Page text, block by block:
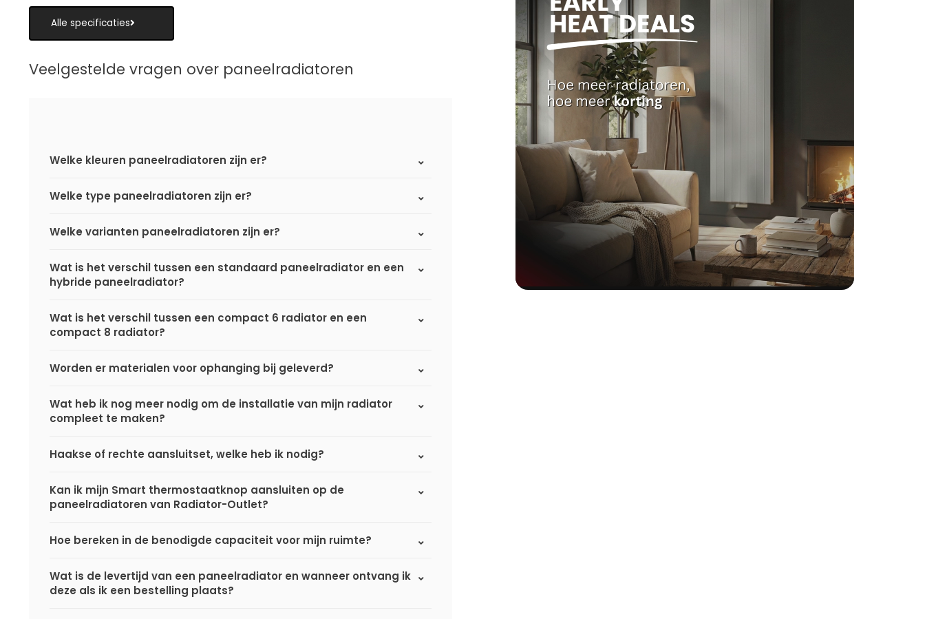
Alle specificaties
Veelgestelde vragen over paneelradiatoren
Welke kleuren paneelradiatoren zijn er?
Welke type paneelradiatoren zijn er?
Welke varianten paneelradiatoren zijn er?
Wat is het verschil tussen een standaard paneelradiator en een
hybride paneelradiator?
Wat is het verschil tussen een compact 6 radiator en een
compact 8 radiator?
Worden er materialen voor ophanging bij geleverd?
Wat heb ik nog meer nodig om de installatie van mijn radiator
compleet te maken?
Haakse of rechte aansluitset, welke heb ik nodig?
Kan ik mijn Smart thermostaatknop aansluiten op de
paneelradiatoren van Radiator-Outlet?
Hoe bereken in de benodigde capaciteit voor mijn ruimte?
Wat is de levertijd van een paneelradiator en wanneer ontvang ik
deze als ik een bestelling plaats?